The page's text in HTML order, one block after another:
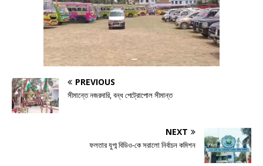
PREVIOUS
সীমান্তে নজরদারি, বন্ধ পেট্রোপোল সীমান্ত
NEXT
ফলতার যুগ্ম বিডিও-কে সরালো নির্বাচন কমিশন